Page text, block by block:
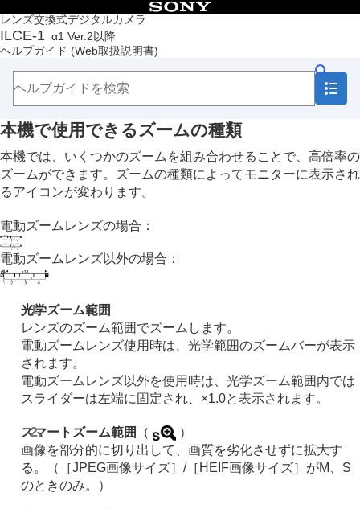
レンズ交換式デジタルカメラ
ILCE-1 α1 Ver.2以降
ヘルプガイド (Web取扱説明書)
目次
トップページ
ヘルプガイドの使いかた
本体と付属品を確認する
本機の基本操作
準備/基本的な撮影
MENU一覧から機能を探す
撮影機能を活用する
この章の目次
フォーカス（ピント）を合わせる
フォーカス機能を使う
ホワイトバランス
画像に効果を加える
ドライブモードを使う（連写/セルフタイマー）
インターバル撮影機能
より高解像の静止画を撮影する
画質や記録形式を設定する
シャッターの設定
ズームする
本機で使用できるズームの種類
超解像ズーム/デジタルズーム（ズーム）
本機で使用できるズームの種類
本機では、いくつかのズームを組み合わせることで、高倍率の
ズームができます。ズームの種類によってモニターに表示され
るアイコンが変わります。
電動ズームレンズの場合：
電動ズームレンズ以外の場合：
光学ズーム範囲
レンズのズーム範囲でズームします。
電動ズームレンズ使用時は、光学範囲のズームバーが表示
されます。
電動ズームレンズ以外を使用時は、光学ズーム範囲内では
スライダーは左端に固定され、×1.0と表示されます。
スマートズーム範囲 （
）
画像を部分的に切り出して、画質を劣化させずに拡大す
る。（
［JPEG画像サイズ］ /［HEIF画像サイズ］ がM、S
のときのみ。）